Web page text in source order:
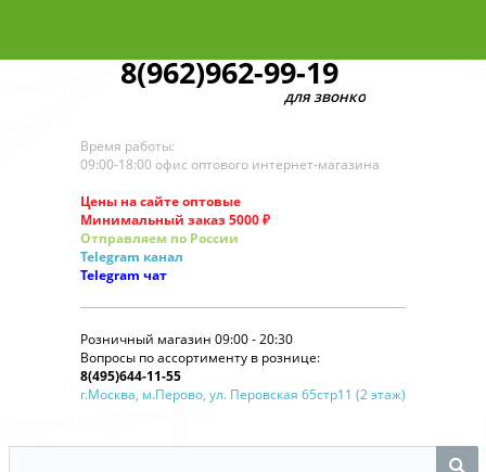
8(962)962-99-19
для звонков по оптовым
Время работы:
09:00-18:00 офис оптового интернет-магазина
Цены на сайте оптовые
Минимальный заказ 5000 ₽
Отправляем по России
Telegram канал
Telegram чат
Розничный магазин 09:00 - 20:30
Вопросы по ассортименту в рознице:
8(495)644-11-55
г.Москва, м.Перово, ул. Перовская 65стр11 (2 этаж)